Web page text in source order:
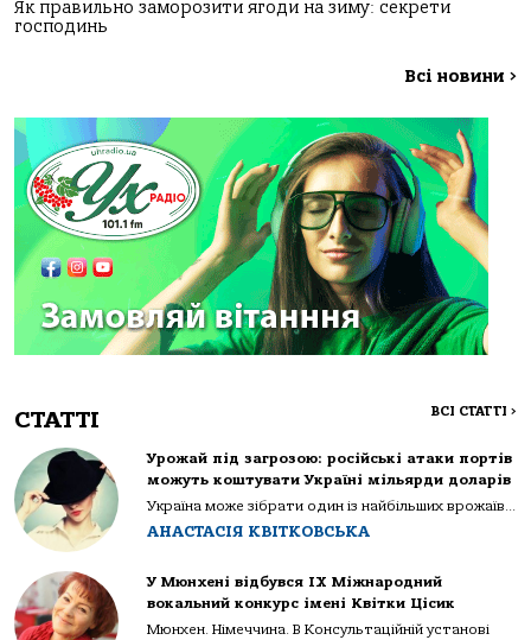
Як правильно заморозити ягоди на зиму: секрети
господинь
Всі новини >
СТАТТІ ВСІ СТАТТІ >
Урожай під загрозою: російські атаки портів
можуть коштувати Україні мільярди доларів
Україна може зібрати один із найбільших врожаїв...
АНАСТАСІЯ КВІТКОВСЬКА
У Мюнхені відбувся IX Міжнародний
вокальний конкурс імені Квітки Цісик
Мюнхен. Німеччина. В Консультаційній установі